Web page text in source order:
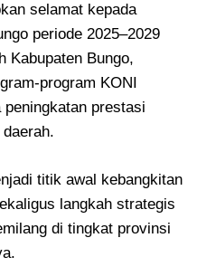
selamat kepada
periode 2025–2029
Kabupaten Bungo,
program KONI
prestasi
titik awal kebangkitan
langkah strategis
di tingkat provinsi